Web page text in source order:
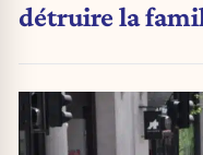
détruire la